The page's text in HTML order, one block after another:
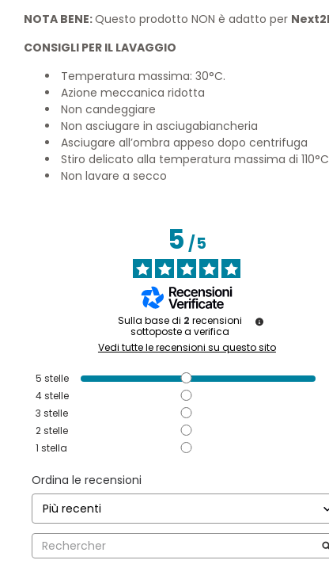
NOTA BENE:Questo prodotto NON è adatto per
CONSIGLI PER IL LAVAGGIO
Temperatura massima: 30°C.
Azione meccanica ridotta
Non candeggiare
Non asciugare in asciugabiancheria
Asciugare all’ombra appeso dopo centrifuga
Stiro delicato alla temperatura massima di
Non lavare a secco
5/5
Sulla base di 2 recensioni
sottoposte a verifica
Vedi tutte le recensioni su questo sito
5 stelle
4stelle
3 stelle
2stelle
1 stella
Ordina le recensioni